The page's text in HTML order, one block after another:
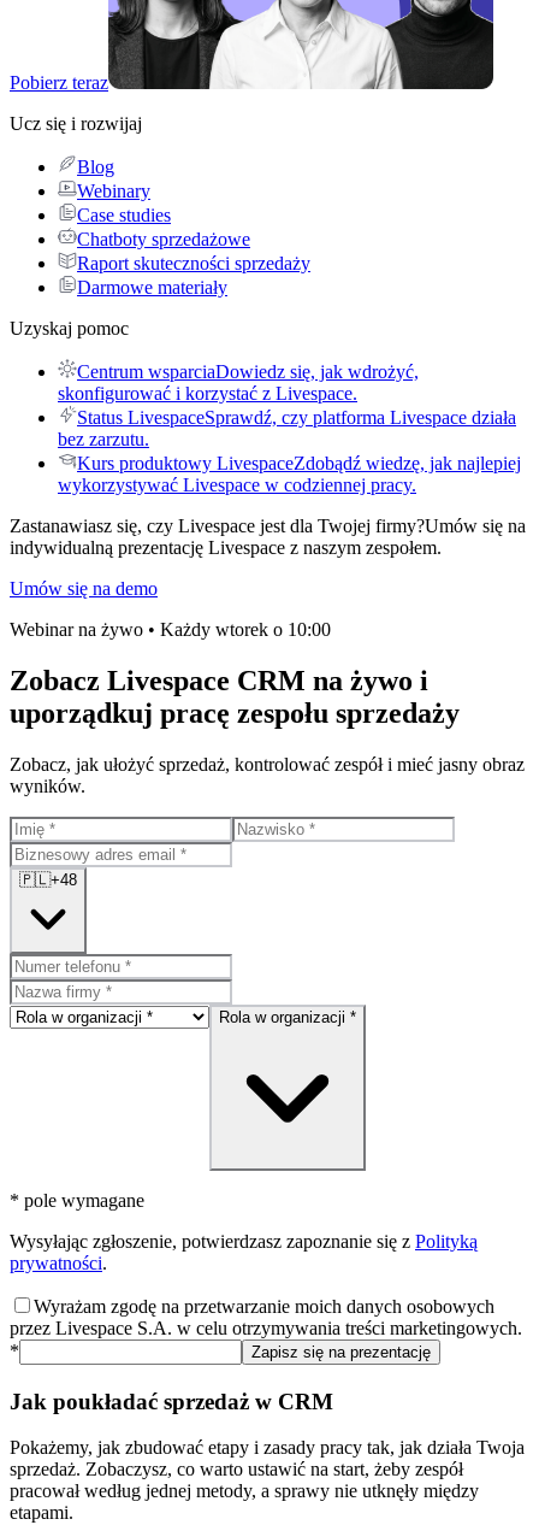
Pobierz teraz
Ucz się i rozwijaj
Blog
Webinary
Case studies
Chatboty sprzedażowe
Raport skuteczności sprzedaży
Darmowe materiały
Uzyskaj pomoc
Centrum wsparciaDowiedz się, jak wdrożyć,
skonfigurować i korzystać z Livespace.
Status LivespaceSprawdź, czy platforma Livespace działa
bez zarzutu.
Kurs produktowy LivespaceZdobądź wiedzę, jak najlepiej
wykorzystywać Livespace w codziennej pracy.
Zastanawiasz się, czy Livespace jest dla Twojej firmy?Umów się na
indywidualną prezentację Livespace z naszym zespołem.
Umów się na demo
Webinar na żywo • Każdy wtorek o 10:00
Zobacz Livespace CRM na żywo i
uporządkuj pracę zespołu sprzedaży
Zobacz, jak ułożyć sprzedaż, kontrolować zespół i mieć jasny obraz
wyników.
🇵🇱+48
Rola w organizacji *
* pole wymagane
Wysyłając zgłoszenie, potwierdzasz zapoznanie się z Polityką
prywatności.
Wyrażam zgodę na przetwarzanie moich danych osobowych
przez Livespace S.A. w celu otrzymywania treści marketingowych.
*
Zapisz się na prezentację
Jak poukładać sprzedaż w CRM
Pokażemy, jak zbudować etapy i zasady pracy tak, jak działa Twoja
sprzedaż. Zobaczysz, co warto ustawić na start, żeby zespół
pracował według jednej metody, a sprawy nie utknęły między
etapami.